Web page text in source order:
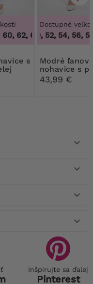
62, 64
62, 64 ,48, 50, 54,
Dostupné
48, 50, 52, 54, 56,
Modré ľanové
nohavice s
43,99 €




Inšpirujte sa ďalej
Pinterest